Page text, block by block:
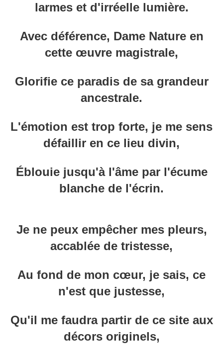
larmes et d'irréelle lumière.
Avec déférence, Dame Nature en
cette œuvre magistrale,
Glorifie ce paradis de sa grandeur
ancestrale.
L'émotion est trop forte, je me sens
défaillir en ce lieu divin,
Éblouie jusqu'à l'âme par l'écume
blanche de l'écrin.
Je ne peux empêcher mes pleurs,
accablée de tristesse,
Au fond de mon cœur, je sais, ce
n'est que justesse,
Qu'il me faudra partir de ce site aux
décors originels,